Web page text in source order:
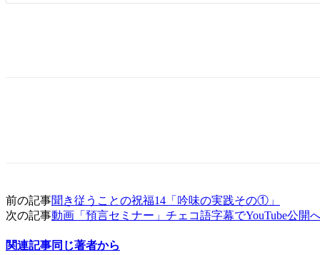
前の記事聞き従うことの祝福14「吟味の実践その①」
次の記事動画「預言セミナー」チェコ語字幕でYouTube公開
関連記事同じ著者から